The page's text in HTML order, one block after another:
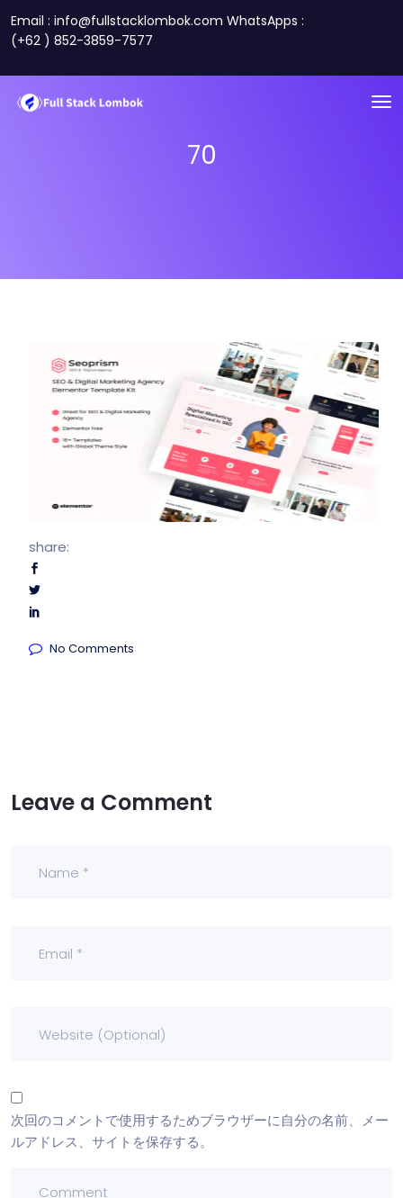
Email : info@fullstacklombok.com WhatsApps :
(+62 ) 852-3859-7577
70
share:
No Comments
Leave a Comment
次回のコメントで使用するためブラウザーに自分の名前、メー
ルアドレス、サイトを保存する。